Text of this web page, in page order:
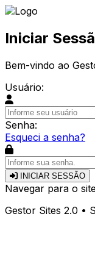
Iniciar
Bem-vindo ao
Usuário:
Senha:
Esqueci a senha?
INICIAR SESSÃO
Navegar para o
Gestor Sites 2.0 •